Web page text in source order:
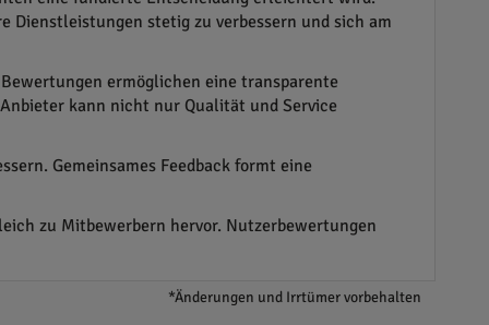
Dienstleistungen stetig zu verbessern und sich am
ermöglichen eine transparente
kann nicht nur Qualität und Service
Gemeinsames Feedback formt eine
zu Mitbewerbern hervor. Nutzerbewertungen
*Änderungen und Irrtümer vorbehalten